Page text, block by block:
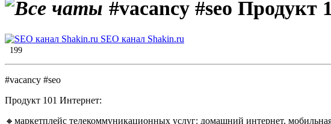
#vacancy #seo Продукт
SEO канал Shakin.ru
199
#vacancy #seo
Продукт 101 Интернет:
🔸маркетплейс телекоммуникационных услуг: домашний интернет,